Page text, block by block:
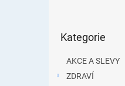
kategorie
Kategorie
AKCE A SLEVY
ZDRAVÍ